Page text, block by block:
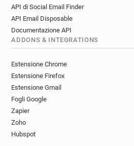
API di Social Email Finder
API Email Disposable
Documentazione API
ADDONS & INTEGRATIONS
Estensione Chrome
Estensione Firefox
Estensione Gmail
Fogli Google
Zapier
Zoho
Hubspot